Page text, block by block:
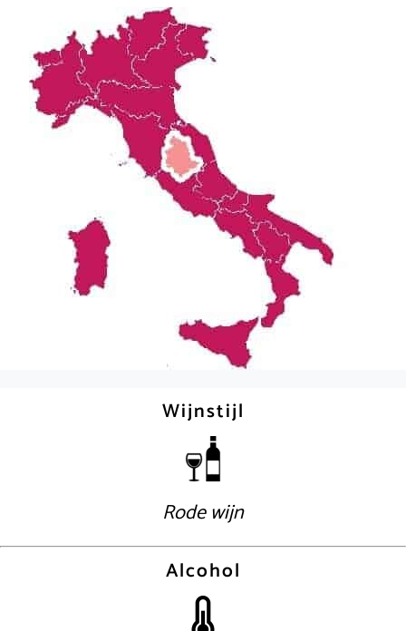
Wijnstijl
Rode wijn
Alcohol